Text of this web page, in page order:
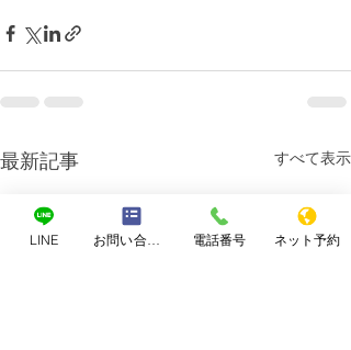
最新記事 すべて表示
LINE お問い合わせフォーム 電話番号 ネット予約